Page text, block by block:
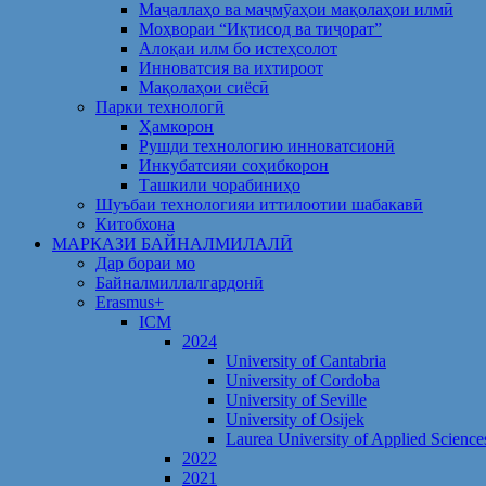
Маҷаллаҳо ва маҷмӯаҳои мақолаҳои илмӣ
Моҳвораи “Иқтисод ва тиҷорат”
Алоқаи илм бо истеҳсолот
Инноватсия ва ихтироот
Мақолаҳои сиёсӣ
Парки технологӣ
Ҳамкорон
Рушди технологию инноватсионӣ
Инкубатсияи соҳибкорон
Ташкили чорабиниҳо
Шуъбаи технологияи иттилоотии шабакавӣ
Китобхона
МАРКАЗИ БАЙНАЛМИЛАЛӢ
Дар бораи мо
Байналмиллалгардонӣ
Erasmus+
ICM
2024
University of Cantabria
University of Cordoba
University of Seville
University of Osijek
Laurea University of Applied
2022
2021